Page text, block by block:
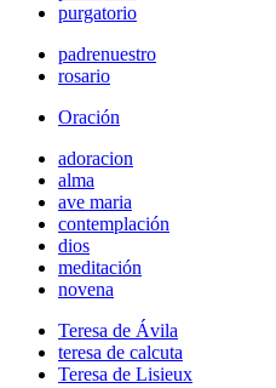
purgatorio
padrenuestro
rosario
Oración
adoracion
alma
ave maria
contemplación
dios
meditación
novena
Teresa de Ávila
teresa de calcuta
Teresa de Lisieux